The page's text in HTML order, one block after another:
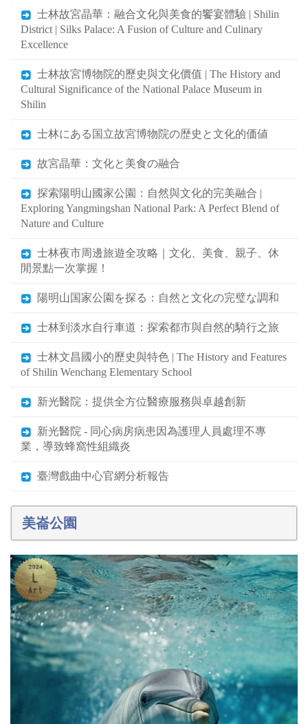
士林故宮晶華：融合文化與美食的饗宴體驗 | Shilin
District | Silks Palace: A Fusion of Culture and Culinary
Excellence
士林故宮博物院的歷史與文化價值 | The History and
Cultural Significance of the National Palace Museum in
Shilin
士林にある国立故宮博物院の歴史と文化的価値
故宮晶華：文化と美食の融合
探索陽明山國家公園：自然與文化的完美融合 |
Exploring Yangmingshan National Park: A Perfect Blend of
Nature and Culture
士林夜市周邊旅遊全攻略｜文化、美食、親子、休
閒景點一次掌握！
陽明山国家公園を探る：自然と文化の完璧な調和
士林到淡水自行車道：探索都市與自然的騎行之旅
士林文昌國小的歷史與特色 | The History and Features
of Shilin Wenchang Elementary School
新光醫院：提供全方位醫療服務與卓越創新
新光醫院 - 同心病房病患因為護理人員處理不專
業，導致蜂窩性組織炎
臺灣戲曲中心官網分析報告
美崙公園